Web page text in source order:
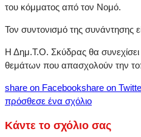
του κόμματος από τον Νομό.
Τον συντονισμό της
Η Δημ.Τ.Ο. Σκύδρας θα
θεμάτων που απασχολούν την
share on Facebookshare on
πρόσθεσε ένα σχόλιο
Κάντε το σχόλιο σας